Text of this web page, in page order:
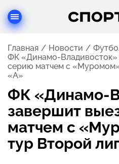
Главная Новости
ФК «Динамо-Владивосток»
серию матчем с
«А»
ФК «Динамо-
завершит
матчем с
тур Второй